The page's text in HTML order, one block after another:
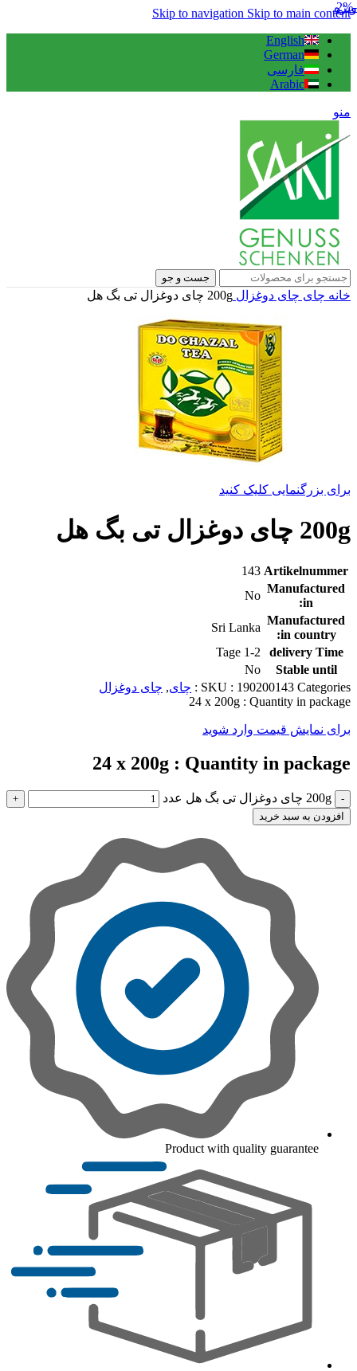
Skip to navigation Skip to main content
English
German
فارسی
Arabic
منو
جست و جو
خانه چای چای دوغزال 200g چای دوغزال تی بگ هل
برای بزرگنمایی کلیک کنید
200g چای دوغزال تی بگ هل
Artikelnummer
143
Manufactured
in:
No
Manufactured
in country:
Sri Lanka
delivery Time
1-2 Tage
Stable until
No
SKU : 190200143 Categories : چای, چای دوغزال
Quantity in package :
24 x 200g
برای نمایش قیمت وارد شوید
Quantity in package :
24 x 200g
200g چای دوغزال تی بگ هل عدد
افزودن به سبد خرید
Product with quality guarantee
ویژه
-2%